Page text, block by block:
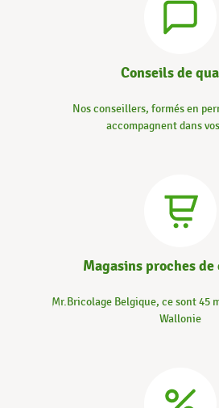
Conseils de
Nos conseillers, formés en
accompagnent dans
Magasins proches de
Mr.Bricolage Belgique, ce sont 45
Wallonie